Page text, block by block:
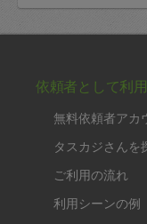
依頼者として利
無料依頼者アカ
タスカジさんを
ご利用の流れ
利用シーンの例